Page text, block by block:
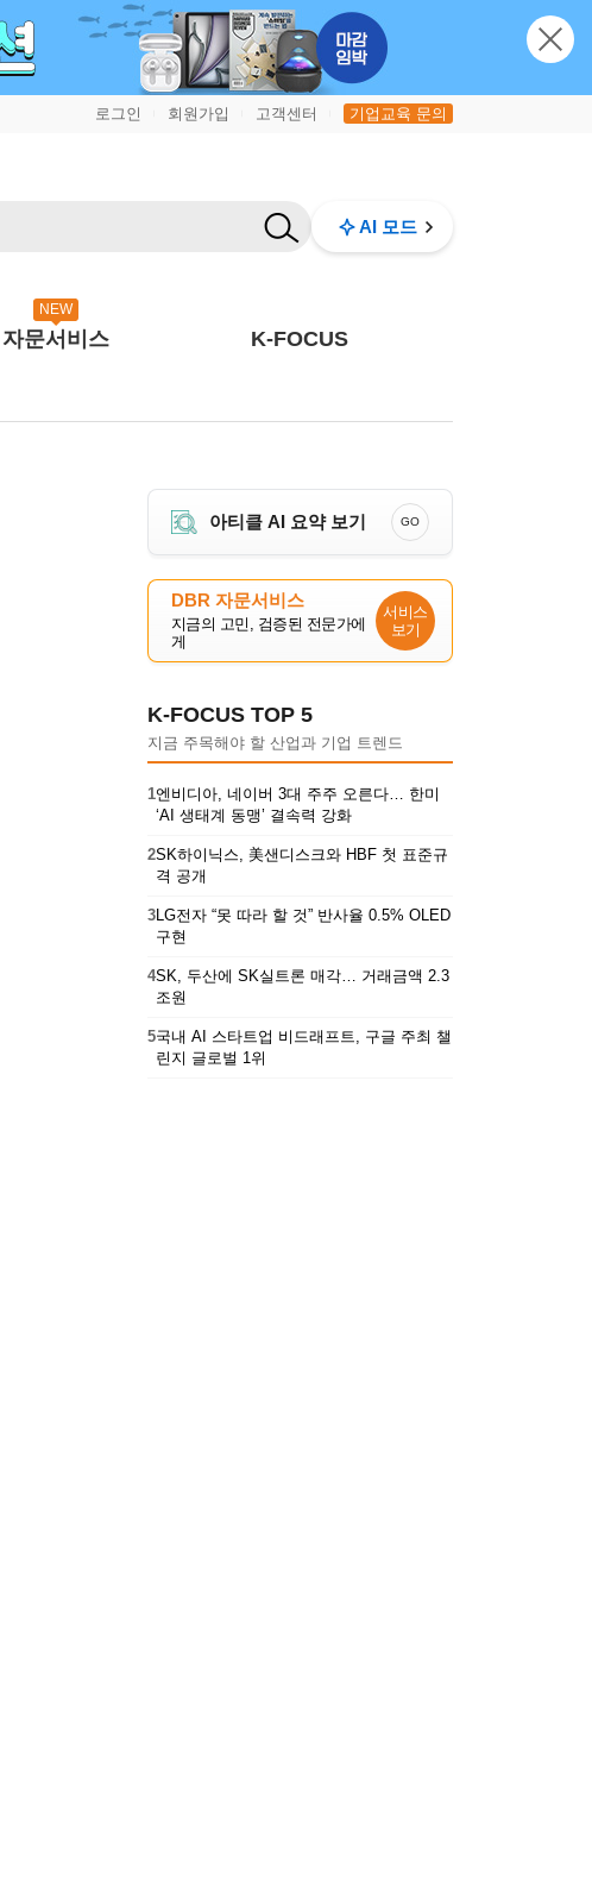
로그인 회원가입 고객센터 기업교육 문의
AI 모드
NEW
자문서비스 K-FOCUS
아티클 AI 요약 보기 GO
DBR 자문서비스
지금의 고민, 검증된 전문가에
게
서비스
보기
K-FOCUS TOP 5
지금 주목해야 할 산업과 기업 트렌드
1엔비디아, 네이버 3대 주주 오른다… 한미
‘AI 생태계 동맹’ 결속력 강화
2SK하이닉스, 美샌디스크와 HBF 첫 표준규
격 공개
3LG전자 “못 따라 할 것” 반사율 0.5% OLED
구현
4SK, 두산에 SK실트론 매각… 거래금액 2.3
조원
5국내 AI 스타트업 비드래프트, 구글 주최 챌
린지 글로벌 1위